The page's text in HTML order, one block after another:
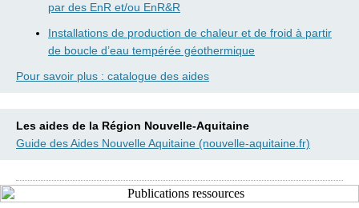
par des EnR et/ou EnR&R
Installations de production de chaleur et de froid à partir
de boucle d’eau tempérée géothermique
Pour savoir plus : catalogue des aides
Les aides de la Région Nouvelle-Aquitaine
Guide des Aides Nouvelle Aquitaine (nouvelle-aquitaine.fr)